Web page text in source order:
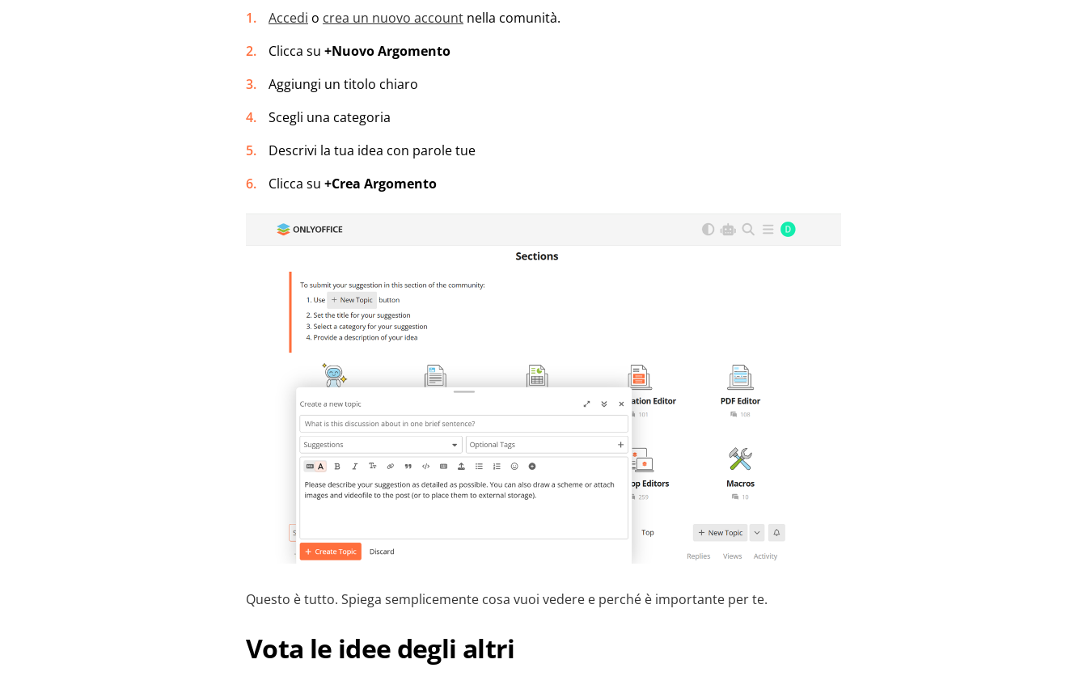
Accedi o crea un nuovo account nella comunità.
Clicca su +Nuovo Argomento
Aggiungi un titolo chiaro
Scegli una categoria
Descrivi la tua idea con parole tue
Clicca su +Crea Argomento
Questo è tutto. Spiega semplicemente cosa vuoi vedere e perché è importante per te.
Vota le idee degli altri